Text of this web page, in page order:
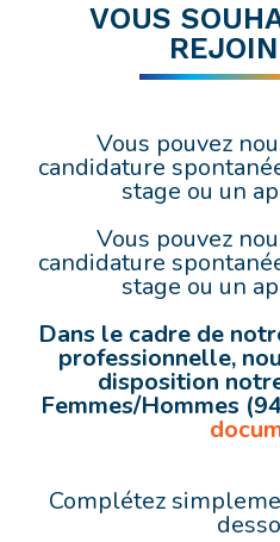
VOUS
Vous pouvez
candidature
stage ou un
Vous pouvez
candidature
stage ou un
Dans le cadre de
professionnelle,
disposition
Femmes/Hommes
Complétez